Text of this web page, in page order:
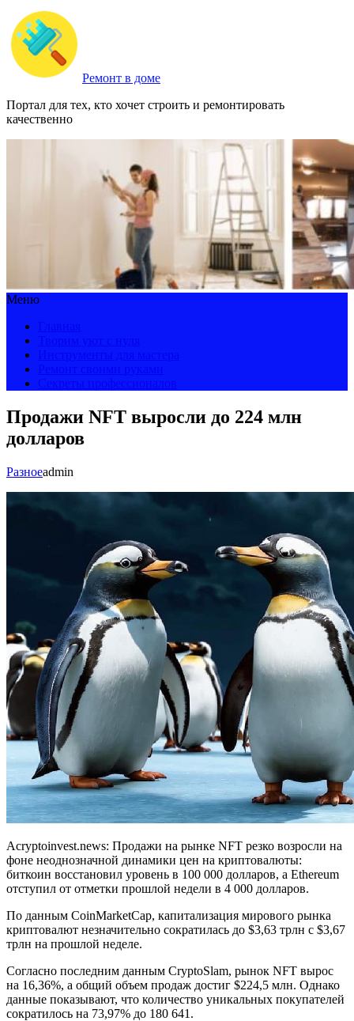
Ремонт в доме
Портал для тех, кто хочет строить и ремонтировать
качественно
Меню
Продажи NFT выросли до 224 млн
долларов
Разноеadmin
Acryptoinvest.news: Продажи на рынке NFT резко возросли на
фоне неоднозначной динамики цен на криптовалюты:
биткоин восстановил уровень в 100 000 долларов, а Ethereum
отступил от отметки прошлой недели в 4 000 долларов.
По данным CoinMarketCap, капитализация мирового рынка
криптовалют незначительно сократилась до $3,63 трлн с $3,67
трлн на прошлой неделе.
Согласно последним данным CryptoSlam, рынок NFT вырос
на 16,36%, а общий объем продаж достиг $224,5 млн. Однако
данные показывают, что количество уникальных покупателей
сократилось на 73,97% до 180 641.